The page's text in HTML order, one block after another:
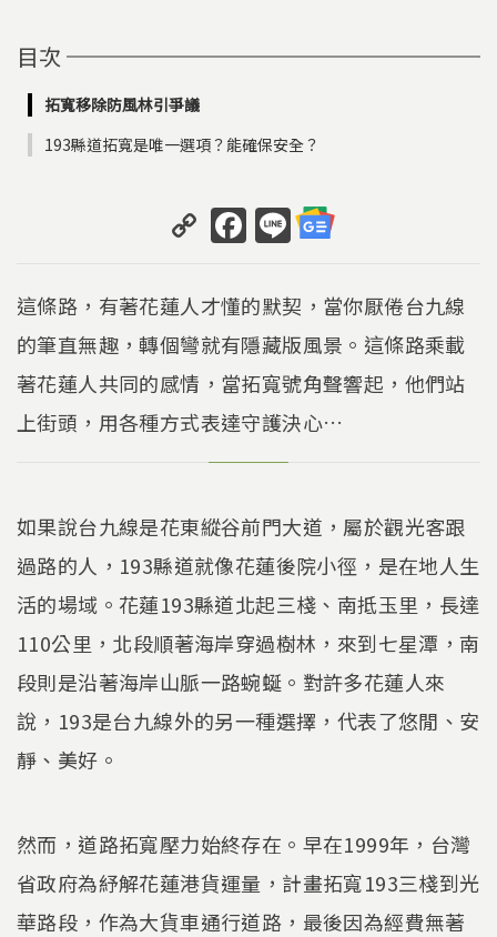
目次
拓寬移除防風林引爭議
193縣道拓寬是唯一選項？能確保安全？
C
o
p
y
Li
n
k
F
a
c
e
b
o
o
k
Li
n
e
這條路，有著花蓮人才懂的默契，當你厭倦台九線
的筆直無趣，轉個彎就有隱藏版風景。這條路乘載
著花蓮人共同的感情，當拓寬號角聲響起，他們站
上街頭，用各種方式表達守護決心…
如果說台九線是花東縱谷前門大道，屬於觀光客跟
過路的人，193縣道就像花蓮後院小徑，是在地人生
活的場域。花蓮193縣道北起三棧、南抵玉里，長達
110公里，北段順著海岸穿過樹林，來到七星潭，南
段則是沿著海岸山脈一路蜿蜒。對許多花蓮人來
說，193是台九線外的另一種選擇，代表了悠閒、安
靜、美好。
然而，道路拓寬壓力始終存在。早在1999年，台灣
省政府為紓解花蓮港貨運量，計畫拓寬193三棧到光
華路段，作為大貨車通行道路，最後因為經費無著